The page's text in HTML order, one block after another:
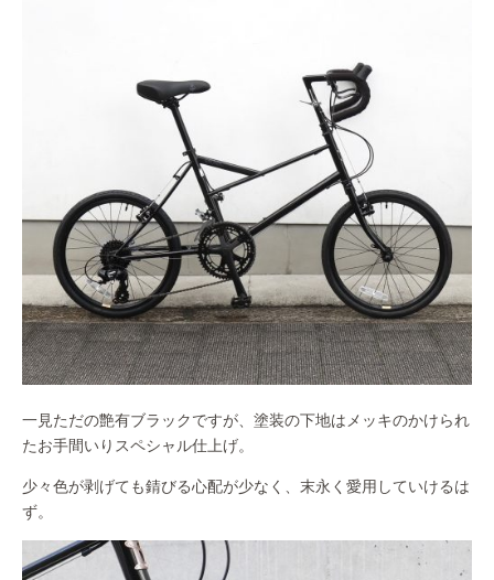
一見ただの艶有ブラックですが、塗装の下地はメッキのかけられ
たお手間いりスペシャル仕上げ。
少々色が剥げても錆びる心配が少なく、末永く愛用していけるは
ず。